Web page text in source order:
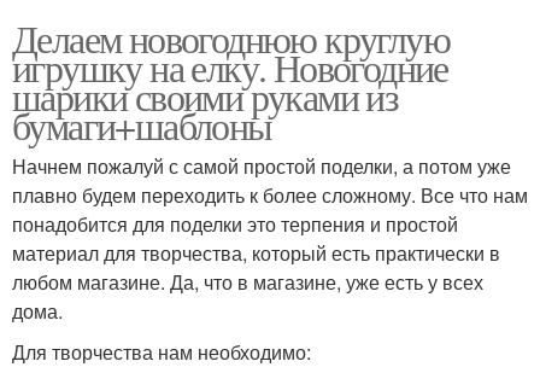
Делаем новогоднюю круглую
игрушку на елку. Новогодние
шарики своими руками из
бумаги+шаблоны
Начнем пожалуй с самой простой поделки, а потом уже
плавно будем переходить к более сложному. Все что нам
понадобится для поделки это терпения и простой
материал для творчества, который есть практически в
любом магазине. Да, что в магазине, уже есть у всех
дома.
Для творчества нам необходимо: